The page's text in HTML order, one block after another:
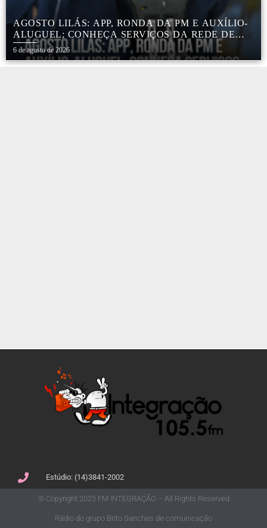
AGOSTO LILÁS: APP, RONDA DA PM E AUXÍLIO-
ALUGUEL; CONHEÇA SERVIÇOS DA REDE DE
PROTEÇÃO ÀS MULHERES NO ESTADO DE SP
6 de agosto de 2026
Estúdio: (14)3841-2002
© Copyright 2025 FM INTEGRAÇÃO – All Rights Reserved
Rádio do grupo Brito Sanches de comunicação